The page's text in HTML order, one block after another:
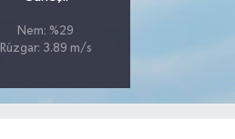
Nem: %29
Rüzgar: 3.89 m/s